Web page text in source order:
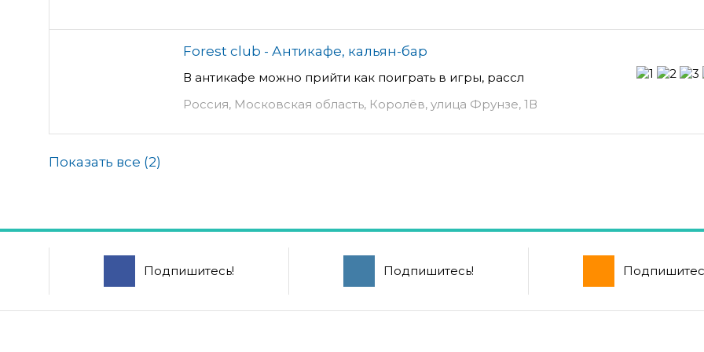
Forest club - Антикафе, кальян-бар
В антикафе можно прийти как поиграть в игры, рассл
Россия, Московская область, Королёв, улица Фрунзе, 1В
Показать все (2)
Подпишитесь! Подпишитесь!